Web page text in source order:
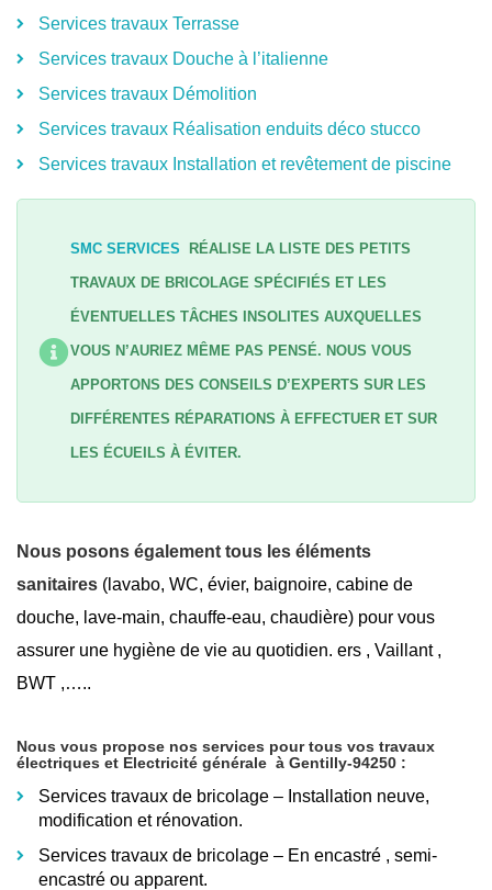
Services travaux Terrasse
Services travaux Douche à l’italienne
Services travaux Démolition
Services travaux Réalisation enduits déco stucco
Services travaux Installation et revêtement de piscine
SMC SERVICES RÉALISE LA LISTE DES PETITS
TRAVAUX DE BRICOLAGE SPÉCIFIÉS ET LES
ÉVENTUELLES TÂCHES INSOLITES AUXQUELLES
VOUS N’AURIEZ MÊME PAS PENSÉ. NOUS VOUS
APPORTONS DES CONSEILS D’EXPERTS SUR LES
DIFFÉRENTES RÉPARATIONS À EFFECTUER ET SUR
LES ÉCUEILS À ÉVITER.
Nous posons également tous les éléments
sanitaires (lavabo, WC, évier, baignoire, cabine de
douche, lave-main, chauffe-eau, chaudière) pour vous
assurer une hygiène de vie au quotidien. ers , Vaillant ,
BWT ,…..
Nous vous propose nos services pour tous vos travaux
électriques et Electricité générale à Gentilly-94250 :
Services travaux de bricolage – Installation neuve,
modification et rénovation.
Services travaux de bricolage – En encastré , semi-
encastré ou apparent.